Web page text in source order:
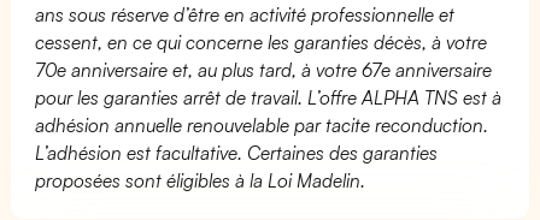
ans sous réserve d’être en activité professionnelle et
cessent, en ce qui concerne les garanties décès, à votre
70e anniversaire et, au plus tard, à votre 67e anniversaire
pour les garanties arrêt de travail. L’offre ALPHA TNS est à
adhésion annuelle renouvelable par tacite reconduction.
L’adhésion est facultative. Certaines des garanties
proposées sont éligibles à la Loi Madelin.